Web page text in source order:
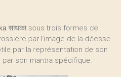
साधकाsous trois formes de
par l’image de la déesse
par la représentation de son
son mantra spécifique.